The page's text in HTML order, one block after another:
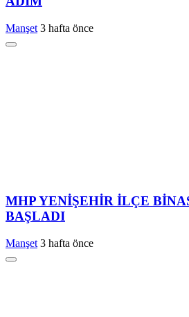
Manşet 3 hafta önce
MHP YENİŞEHİR İLÇE
BAŞLADI
Manşet 3 hafta önce